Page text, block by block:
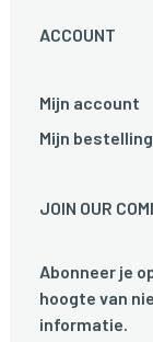
ACCOUNT
Mijn account
Mijn
JOIN OUR
Abonneer je
hoogte van
informatie.